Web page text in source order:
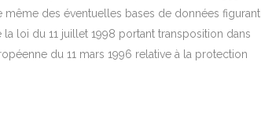
des éventuelles bases de données figurant
loi du 11 juillet 1998 portant transposition dans
du 11 mars 1996 relative à la protection